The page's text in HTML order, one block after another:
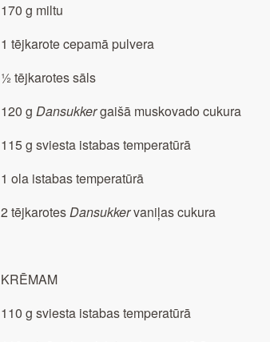
170 g miltu
1 tējkarote cepamā pulvera
½ tējkarotes sāls
120 g Dansukkergaišā muskovado cukura
115 g sviesta istabas temperatūrā
1 ola istabas temperatūrā
2 tējkarotesDansukkervaniļas cukura
KRĒMAM
110 g sviesta istabas temperatūrā